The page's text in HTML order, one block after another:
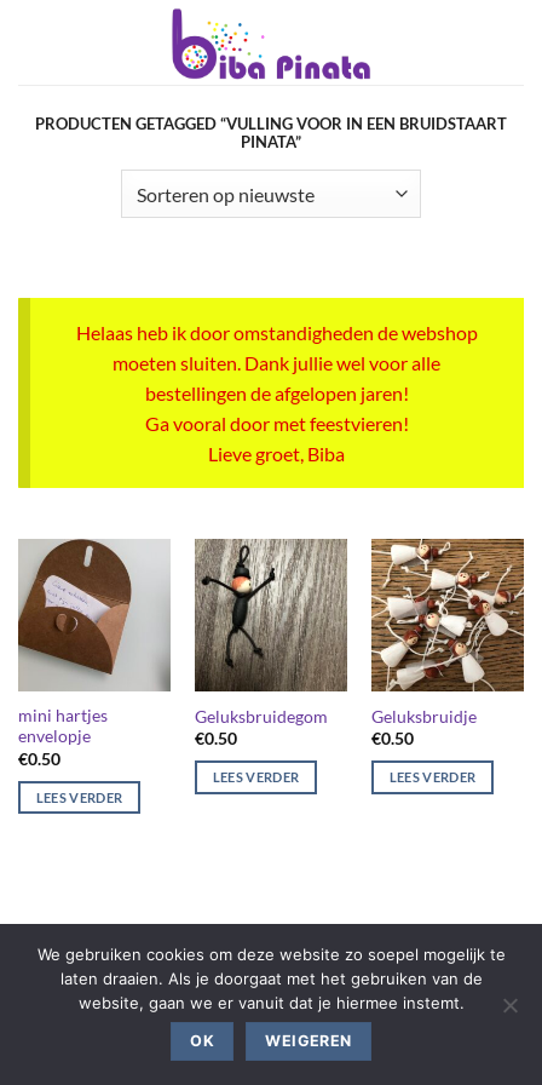
PRODUCTEN GETAGGED “VULLING VOOR IN EEN BRUIDSTAART
PINATA”
Helaas heb ik door omstandigheden de webshop
moeten sluiten. Dank jullie wel voor alle
bestellingen de afgelopen jaren!
Ga vooral door met feestvieren!
Lieve groet, Biba
mini hartjes
envelopje
€0.50
LEES VERDER
Geluksbruidegom
€0.50
LEES VERDER
Geluksbruidje
€0.50
LEES VERDER
We gebruiken cookies om deze website zo soepel mogelijk te
laten draaien. Als je doorgaat met het gebruiken van de
website, gaan we er vanuit dat je hiermee instemt.
OK WEIGEREN